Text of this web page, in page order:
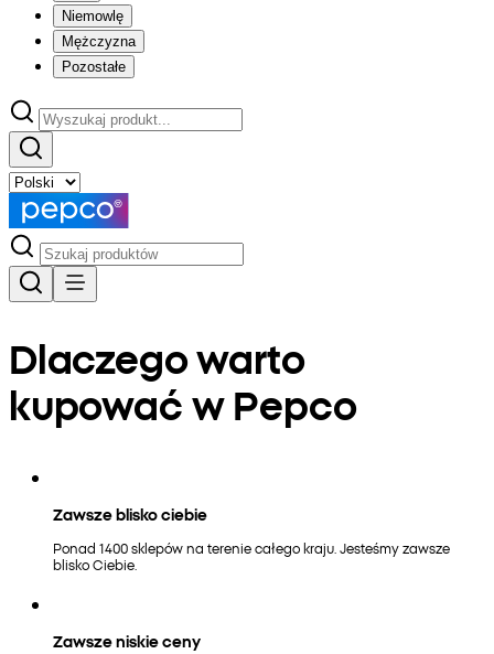
Niemowlę
Mężczyzna
Pozostałe
Dlaczego warto
kupować w Pepco
Zawsze blisko ciebie
Ponad 1400 sklepów na terenie całego kraju. Jesteśmy zawsze
blisko Ciebie.
Zawsze niskie ceny